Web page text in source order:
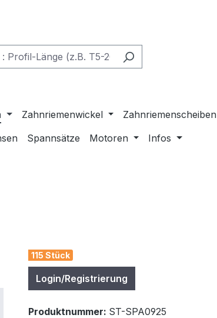
Zahnriemenwickel Zahnriemenscheiben
Spannsätze Motoren Infos
115 Stück
Login/Registrierung
Produktnummer: ST-SPA0925